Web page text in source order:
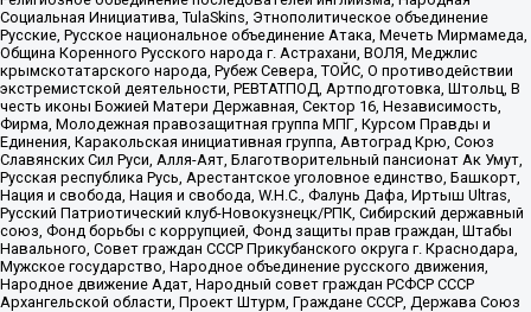
Социальная Инициатива, TulaSkins, Этнополитическое объединение
Русские, Русское национальное объединение Атака, Мечеть Мирмамеда,
Община Коренного Русского народа г. Астрахани, ВОЛЯ, Меджлис
крымскотатарского народа, Рубеж Севера, ТОЙС, О противодействии
экстремистской деятельности, РЕВТАТПОД, Артподготовка, Штольц, В
честь иконы Божией Матери Державная, Сектор 16, Независимость,
Фирма, Молодежная правозащитная группа МПГ, Курсом Правды и
Единения, Каракольская инициативная группа, Автоград Крю, Союз
Славянских Сил Руси, Алля-Аят, Благотворительный пансионат Ак Умут,
Русская республика Русь, Арестантское уголовное единство, Башкорт,
Нация и свобода, Нация и свобода, W.H.С., Фалунь Дафа, Иртыш Ultras,
Русский Патриотический клуб-Новокузнецк/РПК, Сибирский державный
союз, Фонд борьбы с коррупцией, Фонд защиты прав граждан, Штабы
Навального, Совет граждан СССР Прикубанского округа г. Краснодара,
Мужское государство, Народное объединение русского движения,
Народное движение Адат, Народный совет граждан РСФСР СССР
Архангельской области, Проект Штурм, Граждане СССР, Держава Союз